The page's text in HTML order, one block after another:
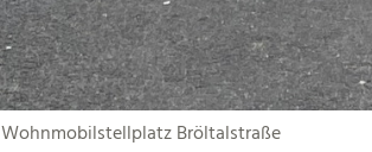
Wohnmobilstellplatz Bröltalstraße